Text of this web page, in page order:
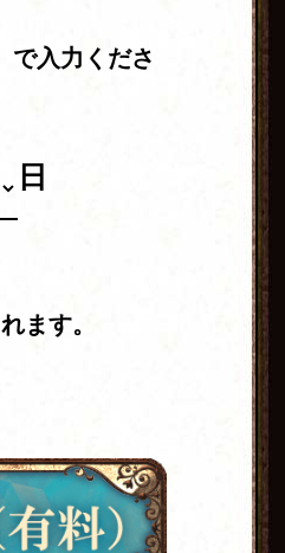
で入力くださ
日
ます。